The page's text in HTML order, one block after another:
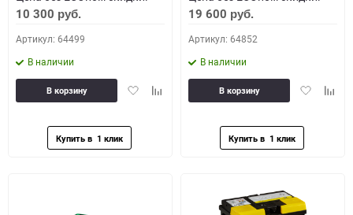
10 300 руб.
Артикул: 64499
В наличии
ДобавитьДобавить
В корзину
19 600 руб.
Артикул: 64852
В наличии
Добавить
В корзину